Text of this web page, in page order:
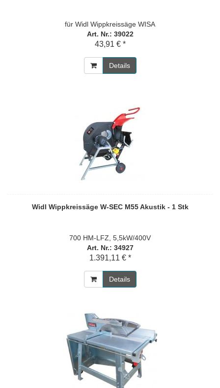
für Widl Wippkreissäge WISA
Art. Nr.: 39022
43,91 € *
Details
Widl Wippkreissäge W-SEC M55 Akustik - 1 Stk
700 HM-LFZ, 5,5kW/400V
Art. Nr.: 34927
1.391,11 € *
Details